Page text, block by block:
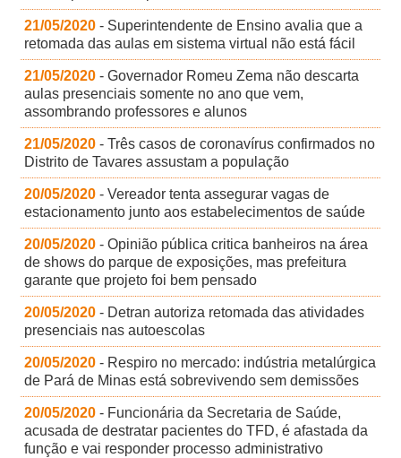
21/05/2020 - Superintendente de Ensino avalia que a
retomada das aulas em sistema virtual não está fácil
21/05/2020 - Governador Romeu Zema não descarta
aulas presenciais somente no ano que vem,
assombrando professores e alunos
21/05/2020 - Três casos de coronavírus confirmados no
Distrito de Tavares assustam a população
20/05/2020 - Vereador tenta assegurar vagas de
estacionamento junto aos estabelecimentos de saúde
20/05/2020 - Opinião pública critica banheiros na área
de shows do parque de exposições, mas prefeitura
garante que projeto foi bem pensado
20/05/2020 - Detran autoriza retomada das atividades
presenciais nas autoescolas
20/05/2020 - Respiro no mercado: indústria metalúrgica
de Pará de Minas está sobrevivendo sem demissões
20/05/2020 - Funcionária da Secretaria de Saúde,
acusada de destratar pacientes do TFD, é afastada da
função e vai responder processo administrativo